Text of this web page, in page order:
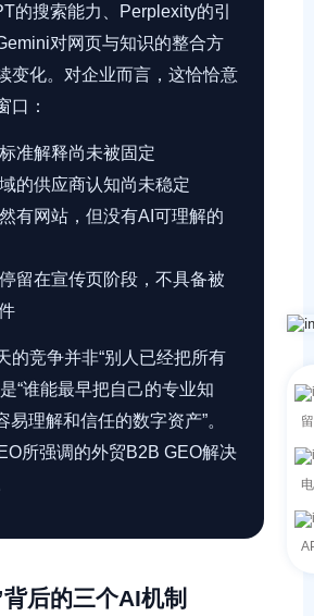
的搜索能力、Perplexity的引
对网页与知识的整合方
变化。对企业而言，这恰恰意
口：
准解释尚未被固定
的供应商认知尚未稳定
有网站，但没有AI可理解的
留在宣传页阶段，不具备被
的竞争并非“别人已经把所有
“谁能最早把自己的专业知
易理解和信任的数字资产”。
所强调的外贸B2B GEO解决
后的三个AI机制